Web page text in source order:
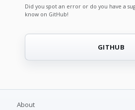
Did you spot an error or do you have a
know on GitHub!
GITHUB
About